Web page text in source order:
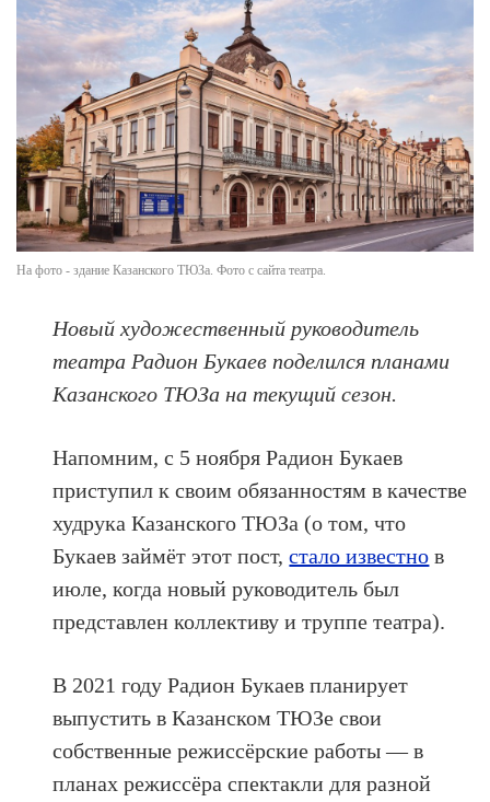
На фото - здание Казанского ТЮЗа. Фото с сайта театра.
Новый художественный руководитель
театра Радион Букаев поделился планами
Казанского ТЮЗа на текущий сезон.
Напомним, с 5 ноября Радион Букаев
приступил к своим обязанностям в качестве
худрука Казанского ТЮЗа (о том, что
Букаев займёт этот пост,стало известно в
июле, когда новый руководитель был
представлен коллективу и труппе театра).
В 2021 году Радион Букаев планирует
выпустить в Казанском ТЮЗе свои
собственные режиссёрские работы — в
планах режиссёра спектакли для разной